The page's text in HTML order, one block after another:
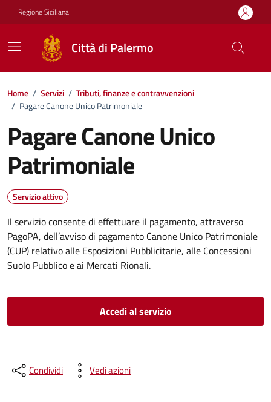
Vai ai contenuti
Vai al footer
Regione Siciliana
Città di Palermo
Home / Servizi / Tributi, finanze e contravvenzioni
/ Pagare Canone Unico Patrimoniale
Pagare Canone Unico
Patrimoniale
Servizio attivo
Il servizio consente di effettuare il pagamento, attraverso
PagoPA, dell’avviso di pagamento Canone Unico Patrimoniale
(CUP) relativo alle Esposizioni Pubblicitarie, alle Concessioni
Suolo Pubblico e ai Mercati Rionali.
Accedi al servizio
Condividi Vedi azioni